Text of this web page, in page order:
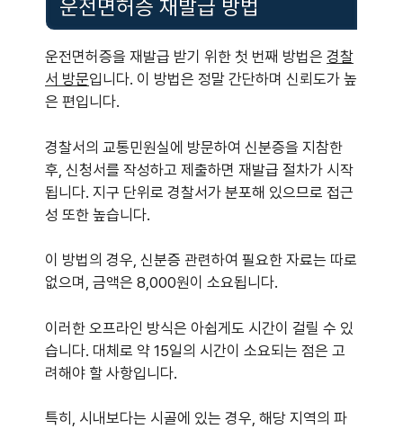
운전면허증 재발급 방법
운전면허증을 재발급 받기 위한 첫 번째 방법은 경찰
서 방문입니다. 이 방법은 정말 간단하며 신뢰도가 높
은 편입니다.
경찰서의 교통민원실에 방문하여 신분증을 지참한
후, 신청서를 작성하고 제출하면 재발급 절차가 시작
됩니다. 지구 단위로 경찰서가 분포해 있으므로 접근
성 또한 높습니다.
이 방법의 경우, 신분증 관련하여 필요한 자료는 따로
없으며, 금액은 8,000원이 소요됩니다.
이러한 오프라인 방식은 아쉽게도 시간이 걸릴 수 있
습니다. 대체로 약 15일의 시간이 소요되는 점은 고
려해야 할 사항입니다.
특히, 시내보다는 시골에 있는 경우, 해당 지역의 파